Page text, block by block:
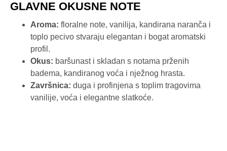
GLAVNE OKUSNE NOTE
Aroma: floralne note, vanilija, kandirana naranča i
toplo pecivo stvaraju elegantan i bogat aromatski
profil.
Okus: baršunast i skladan s notama prženih
badema, kandiranog voća i nježnog hrasta.
Završnica: duga i profinjena s toplim tragovima
vanilije, voća i elegantne slatkoće.